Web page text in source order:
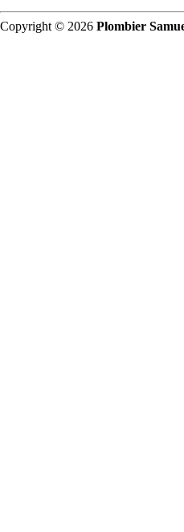
Copyright © 2026 Plombier